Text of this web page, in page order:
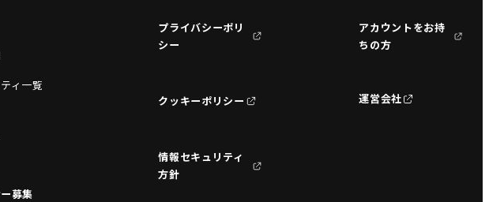
ィ一覧
募集
プライバシーポリ
シー
クッキーポリシー
情報セキュリティ
方針
アカウントをお持
ちの方
運営会社